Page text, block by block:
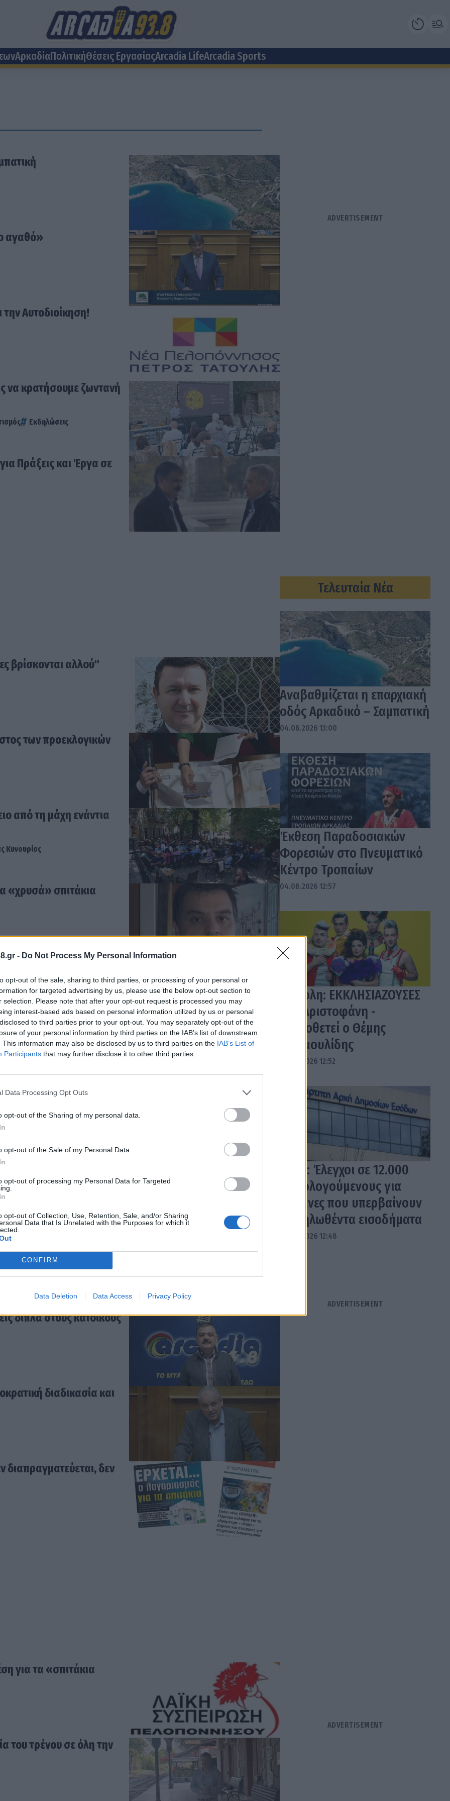
- Do Not Process My Personal Information
opt-out of the sale, sharing to third parties, or processing of your personal or
for targeted advertising by us, please use the below opt-out section to
selection. Please note that after your opt-out request is processed you may
interest-based ads based on personal information utilized by us or personal
to third parties prior to your opt-out. You may separately opt-out of the
of your personal information by third parties on the IAB’s list of downstream
This information may also be disclosed by us to third parties on the IAB’s List of
Participants that may further disclose it to other third parties.
Data Processing Opt Outs
opt-out of the Sharing of my personal data.
opt-out of the Sale of my Personal Data.
opt-out of processing my Personal Data for Targeted
opt-out of Collection, Use, Retention, Sale, and/or Sharing
Data that Is Unrelated with the Purposes for which it
CONFIRM
Data Deletion Data Access Privacy Policy
ΑρκαδίαΠολιτικήΘέσεις EργασίαςArcadia LifeArcadia Sports
αγαθό»
Αυτοδιοίκηση!
να κρατήσουμε ζωντανή
Εκδηλώσεις
Πράξεις και Έργα σε
βρίσκονται αλλού"
των προεκλογικών
από τη μάχη ενάντια
Κυνουρίας
«χρυσά» σπιτάκια
τους δρόμους που της
«κομματικού στρατού»
ελάτων σε Μαίναλο
Γεωργία
δίπλα στους κατοίκους
διαδικασία και
διαπραγματεύεται, δεν
για τα «σπιτάκια
του τρένου σε όλη την
Τελευταία Νέα
Αναβαθμίζεται η επαρχιακή
οδός Αρκαδικό – Σαμπατική
04.08.2026 13:00
Έκθεση Παραδοσιακών
Φορεσιών στο Πνευματικό
Κέντρο Τροπαίων
04.08.2026 12:57
Τρίπολη: ΕΚΚΛΗΣΙΑΖΟΥΣΕΣ
του Αριστοφάνη -
Σκηνοθετεί ο Θέμης
Μουμουλίδης
04.08.2026 12:52
ΑΑΔΕ: Έλεγχοι σε 12.000
φορολογούμενους για
δαπάνες που υπερβαίνουν
τα δηλωθέντα εισοδήματα
04.08.2026 12:48